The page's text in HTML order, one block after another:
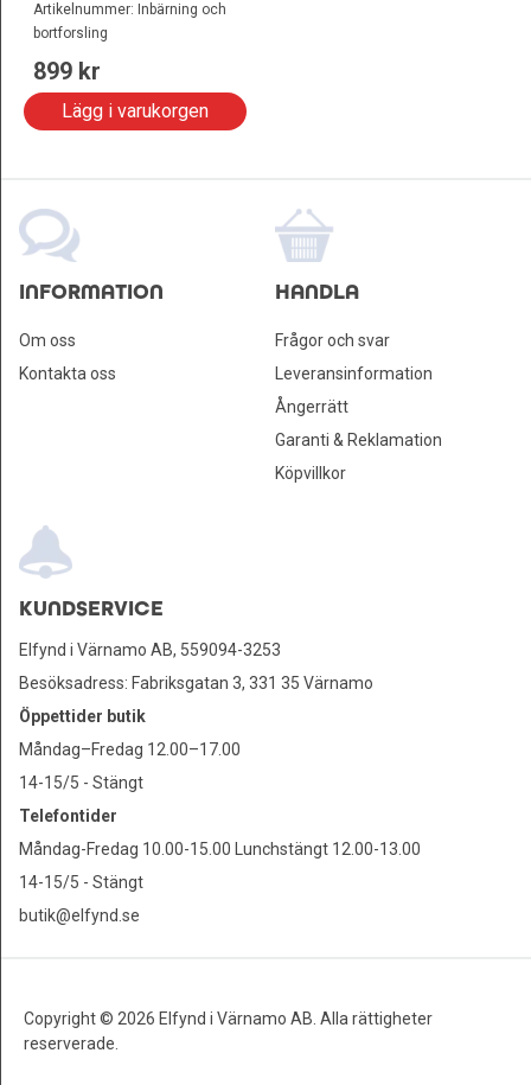
Artikelnummer: Inbärning och
bortforsling
899 kr
Lägg i varukorgen
INFORMATION
Om oss
Kontakta oss
HANDLA
Frågor och svar
Leveransinformation
Ångerrätt
Garanti & Reklamation
Köpvillkor
KUNDSERVICE
Elfynd i Värnamo AB, 559094-3253
Besöksadress: Fabriksgatan 3, 331 35 Värnamo
Öppettider butik
Måndag–Fredag 12.00–17.00
14-15/5 - Stängt
Telefontider
Måndag-Fredag 10.00-15.00 Lunchstängt 12.00-13.00
14-15/5 - Stängt
butik@elfynd.se
Copyright © 2026 Elfynd i Värnamo AB. Alla rättigheter
reserverade.